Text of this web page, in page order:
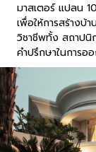
มาสเตอร์ แปลน
เพื่อให้การสร้างบ้
วิชาชีพทั้ง สถาปนิ
คำปรึกษาในการ